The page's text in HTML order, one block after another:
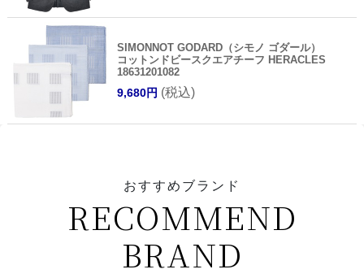
SIMONNOT GODARD（シモノ ゴダール）
コットンドビースクエアチーフ HERACLES
18631201082
9,680円 (税込)
おすすめブランド
RECOMMEND
BRAND